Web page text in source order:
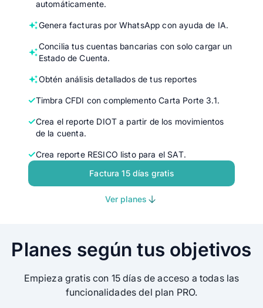
automáticamente.
Genera facturas por WhatsApp con ayuda de IA.
Concilia tus cuentas bancarias con solo cargar un
Estado de Cuenta.
Obtén análisis detallados de tus reportes
Timbra CFDI con complemento Carta Porte 3.1.
Crea el reporte DIOT a partir de los movimientos
de la cuenta.
Crea reporte RESICO listo para el SAT.
Factura 15 días gratis
Ver planes
Planes según tus objetivos
Empieza gratis con 15 días de acceso a todas las
funcionalidades del plan PRO.